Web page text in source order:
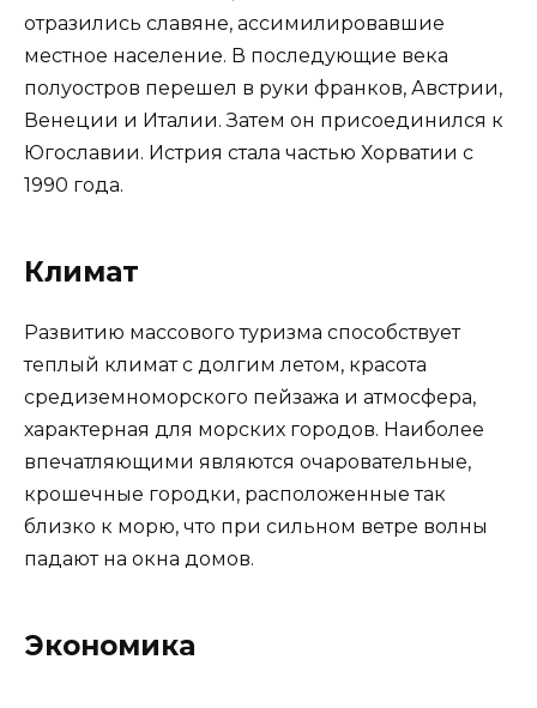
отразились славяне, ассимилировавшие
местное население. В последующие века
полуостров перешел в руки франков, Австрии,
Венеции и Италии. Затем он присоединился к
Югославии. Истрия стала частью Хорватии с
1990 года.
Климат
Развитию массового туризма способствует
теплый климат с долгим летом, красота
средиземноморского пейзажа и атмосфера,
характерная для морских городов. Наиболее
впечатляющими являются очаровательные,
крошечные городки, расположенные так
близко к морю, что при сильном ветре волны
падают на окна домов.
Экономика